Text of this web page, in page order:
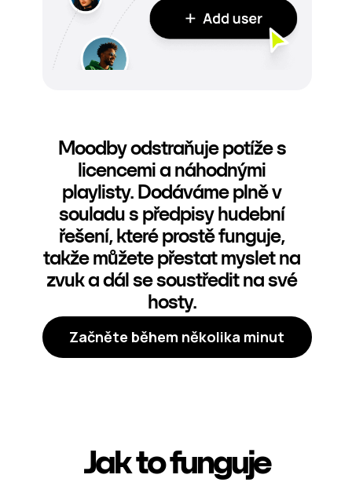
Moodby odstraňuje potíže s
licencemi a náhodnými
playlisty. Dodáváme plně v
souladu s předpisy hudební
řešení, které prostě funguje,
takže můžete přestat myslet na
zvuk a dál se soustředit na své
hosty.
Začněte během několika minut
Jak to funguje